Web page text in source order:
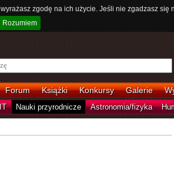
zgodę na ich użycie. Jeśli nie zgadzasz
Rozumiem
Forum Książki Konkursy Galerie
Nauki przyrodnicze Astronomia/fizyka